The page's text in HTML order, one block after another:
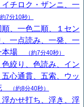
チロク・ザンニ、一
約7分10秒）
、一色二順、１セン
一点読み、一発、一
本場
（約7分40秒）
絞り、色読み、イン
心通貫、五索、ウッ
（約8分40秒）
かせ打ち、浮き、浮